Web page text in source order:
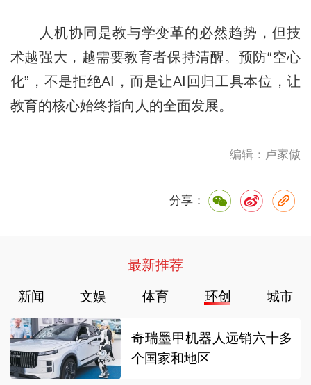
人机协同是教与学变革的必然趋势，但技
术越强大，越需要教育者保持清醒。预防“空心
化”，不是拒绝AI，而是让AI回归工具本位，让
教育的核心始终指向人的全面发展。
编辑：卢家傲
分享：
最新推荐
新闻 文娱 体育 环创 城市
奇瑞墨甲机器人远销六十多
个国家和地区